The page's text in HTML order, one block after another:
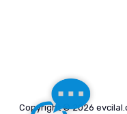
Copyright © 2026